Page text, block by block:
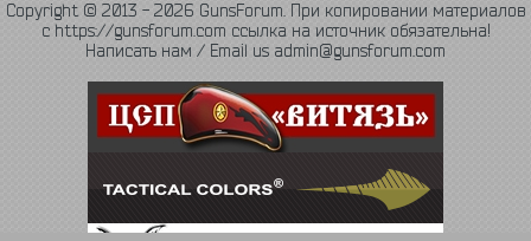
Copyright © 2013 - 2026 GunsForum. При копировании материалов
с https://gunsforum.com ссылка на источник обязательна!
Написать нам / Email us admin@gunsforum.com